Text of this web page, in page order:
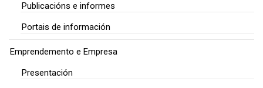
Publicacións e informes
Portais de información
Emprendemento e Empresa
Presentación